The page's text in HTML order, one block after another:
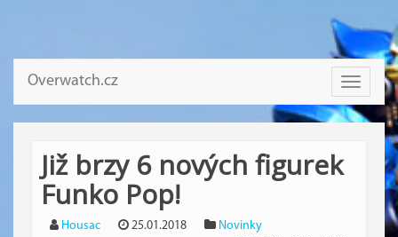
Toggle
Overwatch.cz
Již brzy 6 nových figurek
Funko Pop!
Housac 25.01.2018 Novinky